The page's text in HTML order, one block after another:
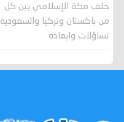
حلف مكة الإسلامي بين كل
من باكستان وتركيا والسعودية
تساؤلات وابعاده